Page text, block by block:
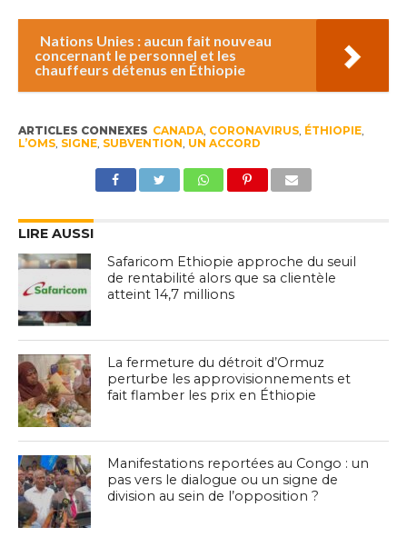
Nations Unies : aucun fait nouveau
concernant le personnel et les
chauffeurs détenus en Éthiopie
ARTICLES CONNEXES CANADA, CORONAVIRUS, ÉTHIOPIE,
L’OMS, SIGNE, SUBVENTION, UN ACCORD
LIRE AUSSI
Safaricom Ethiopie approche du seuil
de rentabilité alors que sa clientèle
atteint 14,7 millions
La fermeture du détroit d’Ormuz
perturbe les approvisionnements et
fait flamber les prix en Éthiopie
Manifestations reportées au Congo : un
pas vers le dialogue ou un signe de
division au sein de l’opposition ?